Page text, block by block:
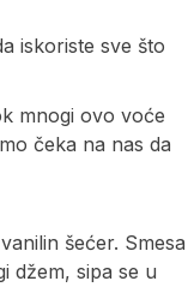
iskoriste sve što
mnogi ovo voće
čeka na nas da
šećer. Smesa
džem, sipa se u